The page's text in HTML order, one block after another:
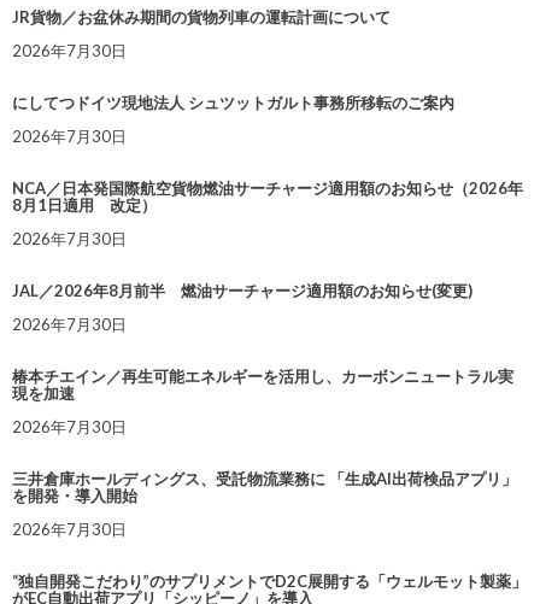
JR貨物／お盆休み期間の貨物列車の運転計画について
2026年7月30日
にしてつドイツ現地法人 シュツットガルト事務所移転のご案内
2026年7月30日
NCA／日本発国際航空貨物燃油サーチャージ適用額のお知らせ（2026年
8月1日適用 改定）
2026年7月30日
JAL／2026年8月前半 燃油サーチャージ適用額のお知らせ(変更)
2026年7月30日
椿本チエイン／再生可能エネルギーを活用し、カーボンニュートラル実
現を加速
2026年7月30日
三井倉庫ホールディングス、受託物流業務に 「生成AI出荷検品アプリ」
を開発・導入開始
2026年7月30日
“独自開発こだわり”のサプリメントでD2C展開する「ウェルモット製薬」
がEC自動出荷アプリ「シッピーノ」を導入